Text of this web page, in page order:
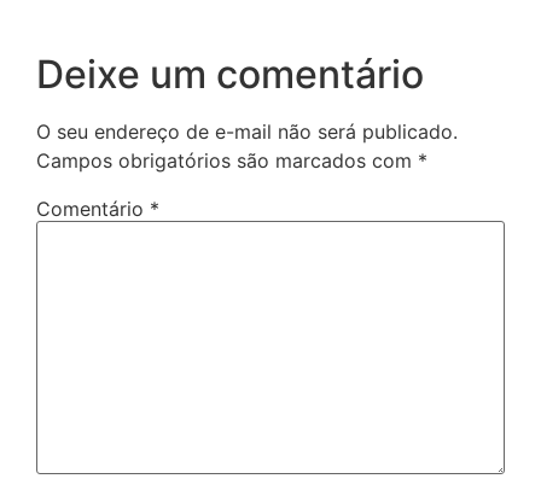
Deixe um comentário
O seu endereço de e-mail não será publicado.
Campos obrigatórios são marcados com *
Comentário *